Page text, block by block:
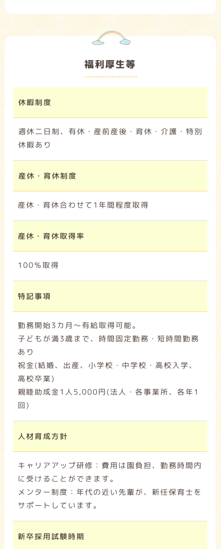
福利厚生等
休暇制度
週休二日制、有休・産前産後・育休・介護・特別
休暇あり
産休・育休制度
産休・育休合わせて1年間程度取得
産休・育休取得率
100％取得
特記事項
勤務開始3カ月～有給取得可能。
子どもが満3歳まで、時間固定勤務・短時間勤務
あり
祝金(結婚、出産、小学校・中学校・高校入学、
高校卒業)
親睦助成金1人5,000円(法人・各事業所、各年1
回)
人材育成方針
キャリアアップ研修：費用は園負担、勤務時間内
に受けることができます。
メンター制度：年代の近い先輩が、新任保育士を
サポートしています。
新卒採用試験時期